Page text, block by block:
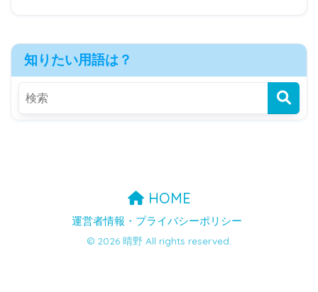
知りたい用語は？
HOME
運営者情報・プライバシーポリシー
© 2026 晴野 All rights reserved.